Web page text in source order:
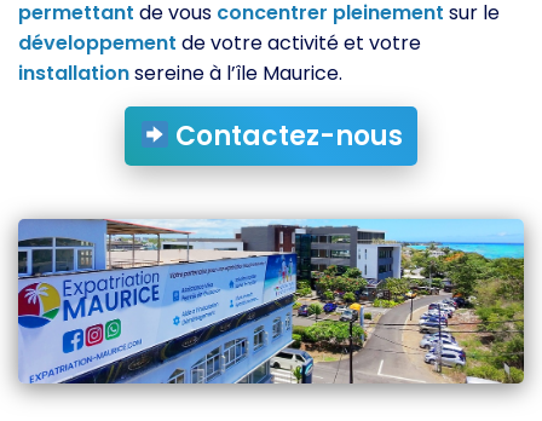
permettant de vous concentrer pleinement sur le
développement de votre activité et votre
installationsereine à l’île Maurice.
Contactez-nous